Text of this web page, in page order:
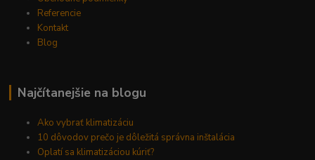
Referencie
Kontakt
Blog
Najčítanejšie na blogu
Ako vybrať klimatizáciu
10 dôvodov prečo je dôležitá správna inštalácia
Oplatí sa klimatizáciou kúriť?